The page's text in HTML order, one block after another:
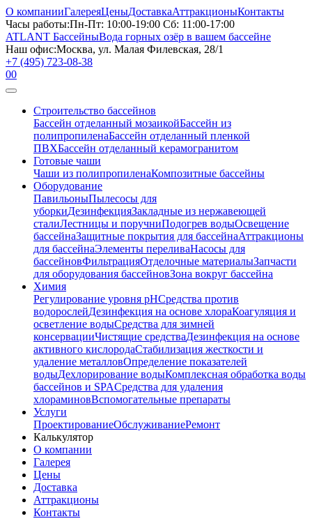
О компанииГалереяЦеныДоставкаАттракционыКонтакты
Часы работы:Пн-Пт: 10:00-19:00 Сб: 11:00-17:00
ATLANT БассейныВода горных озёр в вашем бассейне
Наш офис:Москва, ул. Малая Филевская, 28/1
+7 (495) 723-08-38
00
Строительство бассейнов
Бассейн отделанный мозаикойБассейн из
полипропиленаБассейн отделанный пленкой
ПВХБассейн отделанный керамогранитом
Готовые чаши
Чаши из полипропиленаКомпозитные бассейны
Оборудование
ПавильоныПылесосы для
уборкиДезинфекцияЗакладные из нержавеющей
сталиЛестницы и поручниПодогрев водыОсвещение
бассейнаЗащитные покрытия для бассейнаАттракционы
для бассейнаЭлементы переливаНасосы для
бассейновФильтрацияОтделочные материалыЗапчасти
для оборудования бассейновЗона вокруг бассейна
Химия
Регулирование уровня рНСредства против
водорослейДезинфекция на основе хлораКоагуляция и
осветление водыСредства для зимней
консервацииЧистящие средстваДезинфекция на основе
активного кислородаСтабилизация жесткости и
удаление металловОпределение показателей
водыДехлорирование водыКомплексная обработка воды
бассейнов и SPAСредства для удаления
хлораминовВспомогательные препараты
Услуги
ПроектированиеОбслуживаниеРемонт
Калькулятор
О компании
Галерея
Цены
Доставка
Аттракционы
Контакты